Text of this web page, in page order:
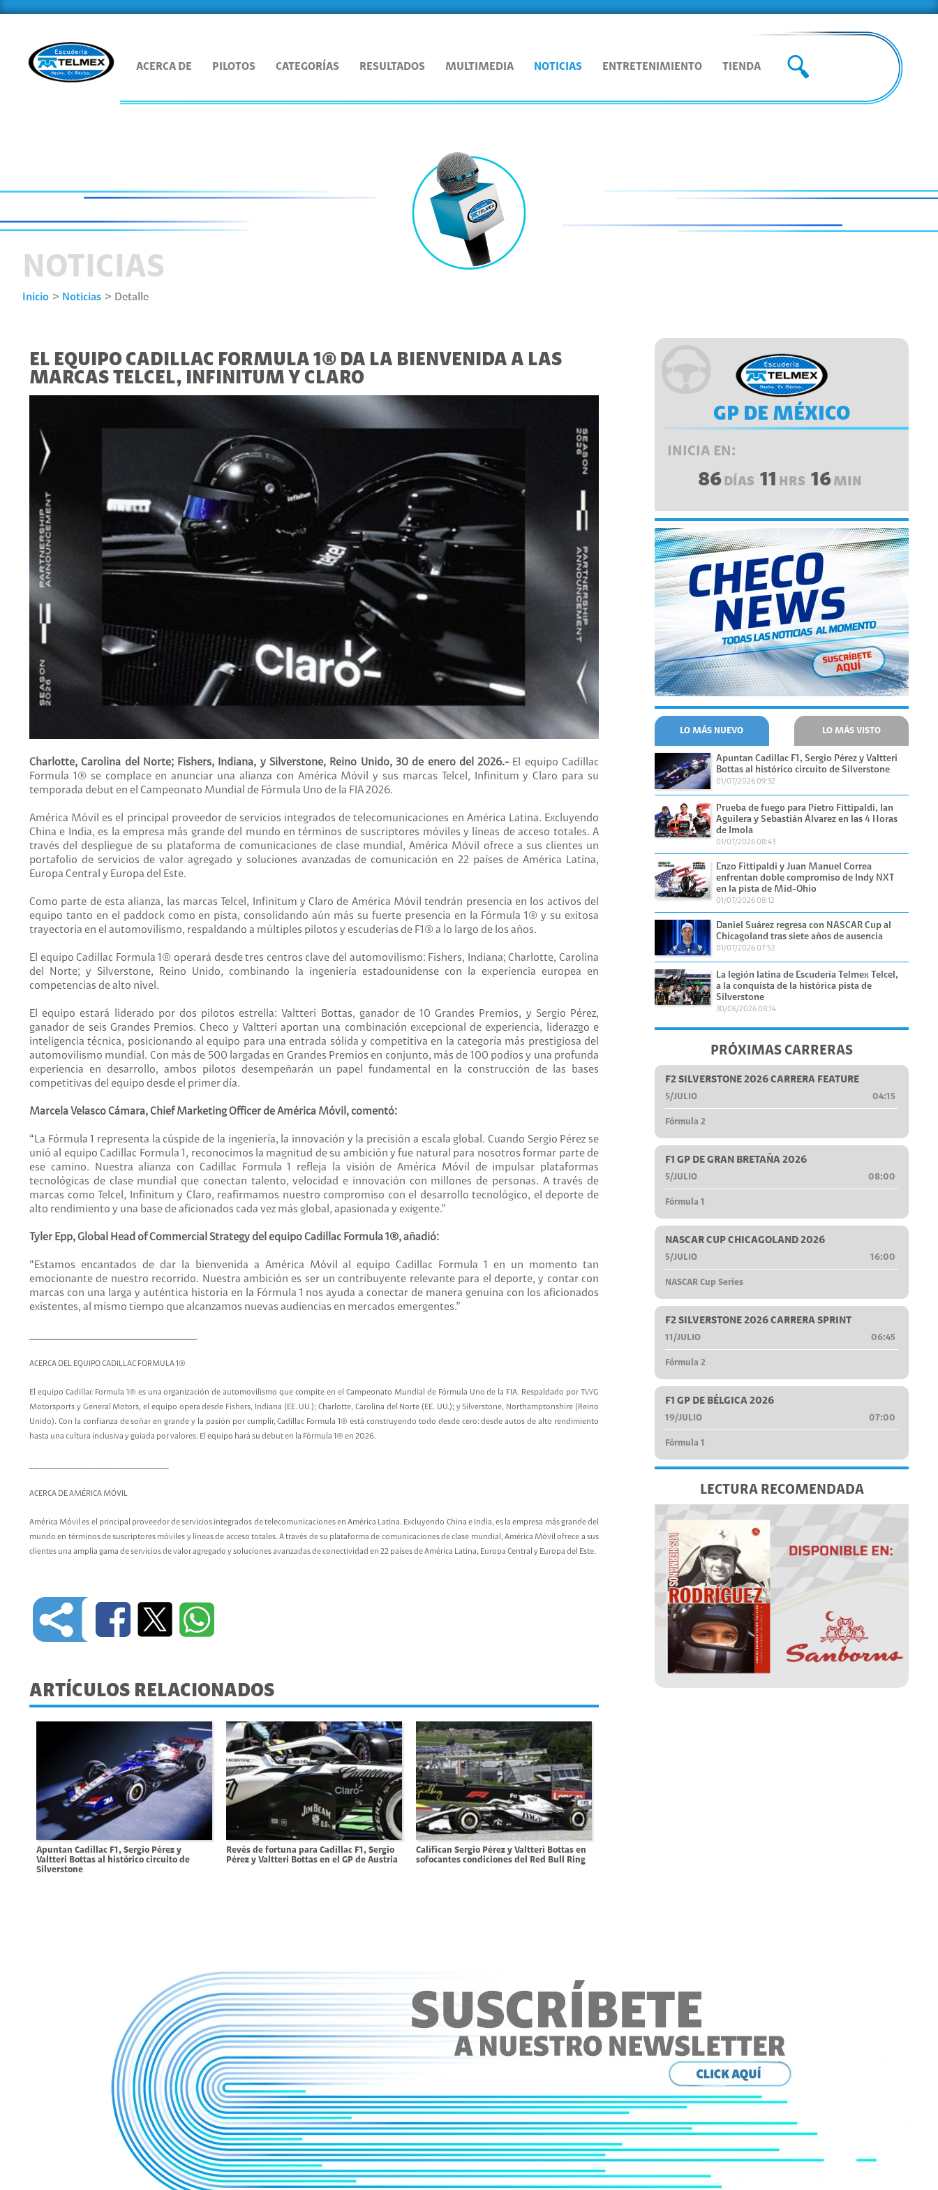
ACERCA DE PILOTOS CATEGORÍAS RESULTADOS MULTIMEDIA NOTICIAS ENTRETENIMIENTO TIENDA
NOTICIAS
Inicio Noticias Detalle
EL EQUIPO CADILLAC FORMULA 1® DA LA BIENVENIDA A LAS
MARCAS TELCEL, INFINITUM Y CLARO
Charlotte, Carolina del Norte; Fishers, Indiana, y Silverstone, Reino Unido, 30 de enero del 2026.-El equipo Cadillac
Formula 1® se complace en anunciar una alianza con América Móvil y sus marcas Telcel, Infinitum y Claro para su
temporada debut en el Campeonato Mundial de Fórmula Uno de la FIA 2026.
América Móvil es el principal proveedor de servicios integrados de telecomunicaciones en América Latina. Excluyendo
China e India, es la empresa más grande del mundo en términos de suscriptores móviles y líneas de acceso totales. A
través del despliegue de su plataforma de comunicaciones de clase mundial, América Móvil ofrece a sus clientes un
portafolio de servicios de valor agregado y soluciones avanzadas de comunicación en 22 países de América Latina,
Europa Central y Europa del Este.
Como parte de esta alianza, las marcas Telcel, Infinitum y Claro de América Móvil tendrán presencia en los activos del
equipo tanto en el paddock como en pista, consolidando aún más su fuerte presencia en la Fórmula 1® y su exitosa
trayectoria en el automovilismo, respaldando a múltiples pilotos y escuderías de F1® a lo largo de los años.
El equipo Cadillac Formula 1® operará desde tres centros clave del automovilismo: Fishers, Indiana; Charlotte, Carolina
del Norte; y Silverstone, Reino Unido, combinando la ingeniería estadounidense con la experiencia europea en
competencias de alto nivel.
El equipo estará liderado por dos pilotos estrella: Valtteri Bottas, ganador de 10 Grandes Premios, y Sergio Pérez,
ganador de seis Grandes Premios. Checo y Valtteri aportan una combinación excepcional de experiencia, liderazgo e
inteligencia técnica, posicionando al equipo para una entrada sólida y competitiva en la categoría más prestigiosa del
automovilismo mundial. Con más de 500 largadas en Grandes Premios en conjunto, más de 100 podios y una profunda
experiencia en desarrollo, ambos pilotos desempeñarán un papel fundamental en la construcción de las bases
competitivas del equipo desde el primer día.
Marcela Velasco Cámara, Chief Marketing Officer de América Móvil, comentó:
“La Fórmula 1 representa la cúspide de la ingeniería, la innovación y la precisión a escala global. Cuando Sergio Pérez se
unió al equipo Cadillac Formula 1, reconocimos la magnitud de su ambición y fue natural para nosotros formar parte de
ese camino. Nuestra alianza con Cadillac Formula 1 refleja la visión de América Móvil de impulsar plataformas
tecnológicas de clase mundial que conectan talento, velocidad e innovación con millones de personas. A través de
marcas como Telcel, Infinitum y Claro, reafirmamos nuestro compromiso con el desarrollo tecnológico, el deporte de
alto rendimiento y una base de aficionados cada vez más global, apasionada y exigente.”
Tyler Epp, Global Head of Commercial Strategy del equipo Cadillac Formula 1®, añadió:
“Estamos encantados de dar la bienvenida a América Móvil al equipo Cadillac Formula 1 en un momento tan
emocionante de nuestro recorrido. Nuestra ambición es ser un contribuyente relevante para el deporte, y contar con
marcas con una larga y auténtica historia en la Fórmula 1 nos ayuda a conectar de manera genuina con los aficionados
existentes, al mismo tiempo que alcanzamos nuevas audiencias en mercados emergentes.”
ACERCA DEL EQUIPO CADILLAC FORMULA 1®
El equipo Cadillac Formula 1® es una organización de automovilismo que compite en el Campeonato Mundial de Fórmula Uno de la FIA. Respaldado por TWG
Motorsports y General Motors, el equipo opera desde Fishers, Indiana (EE. UU.); Charlotte, Carolina del Norte (EE. UU.); y Silverstone, Northamptonshire (Reino
Unido). Con la confianza de soñar en grande y la pasión por cumplir, Cadillac Formula 1® está construyendo todo desde cero: desde autos de alto rendimiento
hasta una cultura inclusiva y guiada por valores. El equipo hará su debut en la Fórmula 1® en 2026.
ACERCA DE AMÉRICA MÓVIL
América Móvil es el principal proveedor de servicios integrados de telecomunicaciones en América Latina. Excluyendo China e India, es la empresa más grande del
mundo en términos de suscriptores móviles y líneas de acceso totales. A través de su plataforma de comunicaciones de clase mundial, América Móvil ofrece a sus
clientes una amplia gama de servicios de valor agregado y soluciones avanzadas de conectividad en 22 países de América Latina, Europa Central y Europa del Este.
ARTÍCULOS RELACIONADOS
Apuntan Cadillac F1, Sergio Pérez y
Valtteri Bottas al histórico circuito de
Silverstone
Revés de fortuna para Cadillac F1, Sergio
Pérez y Valtteri Bottas en el GP de Austria
Califican Sergio Pérez y Valtteri Bottas en
sofocantes condiciones del Red Bull Ring
GP DE MÉXICO
INICIA EN:
86 DÍAS 11 HRS 16 MIN
LO MÁS NUEVO LO MÁS VISTO
Apuntan Cadillac F1, Sergio Pérez y Valtteri
Bottas al histórico circuito de Silverstone
01/07/2026 09:32
Prueba de fuego para Pietro Fittipaldi, Ian
Aguilera y Sebastián Álvarez en las 4 Horas
de Imola
01/07/2026 08:43
Enzo Fittipaldi y Juan Manuel Correa
enfrentan doble compromiso de Indy NXT
en la pista de Mid-Ohio
01/07/2026 08:12
Daniel Suárez regresa con NASCAR Cup al
Chicagoland tras siete años de ausencia
01/07/2026 07:52
La legión latina de Escudería Telmex Telcel,
a la conquista de la histórica pista de
Silverstone
30/06/2026 08:14
PRÓXIMAS CARRERAS
F2 SILVERSTONE 2026 CARRERA FEATURE
5/JULIO 04:15
Fórmula 2
F1 GP DE GRAN BRETAÑA 2026
5/JULIO 08:00
Fórmula 1
NASCAR CUP CHICAGOLAND 2026
5/JULIO 16:00
NASCAR Cup Series
F2 SILVERSTONE 2026 CARRERA SPRINT
11/JULIO 06:45
Fórmula 2
F1 GP DE BÉLGICA 2026
19/JULIO 07:00
Fórmula 1
LECTURA RECOMENDADA